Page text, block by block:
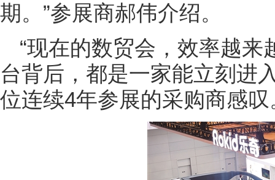
期。”参展商郝伟介绍。
“现在的数贸会，效率越
台背后，都是一家能立刻进
位连续4年参展的采购商感叹